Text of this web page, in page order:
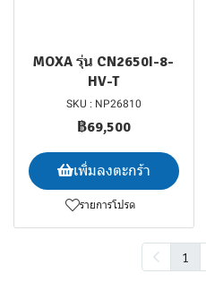
MOXA รุ่น CN2650I-8-
HV-T
SKU : NP26810
฿69,500
เพิ่มลงตะกร้า
รายการโปรด
1